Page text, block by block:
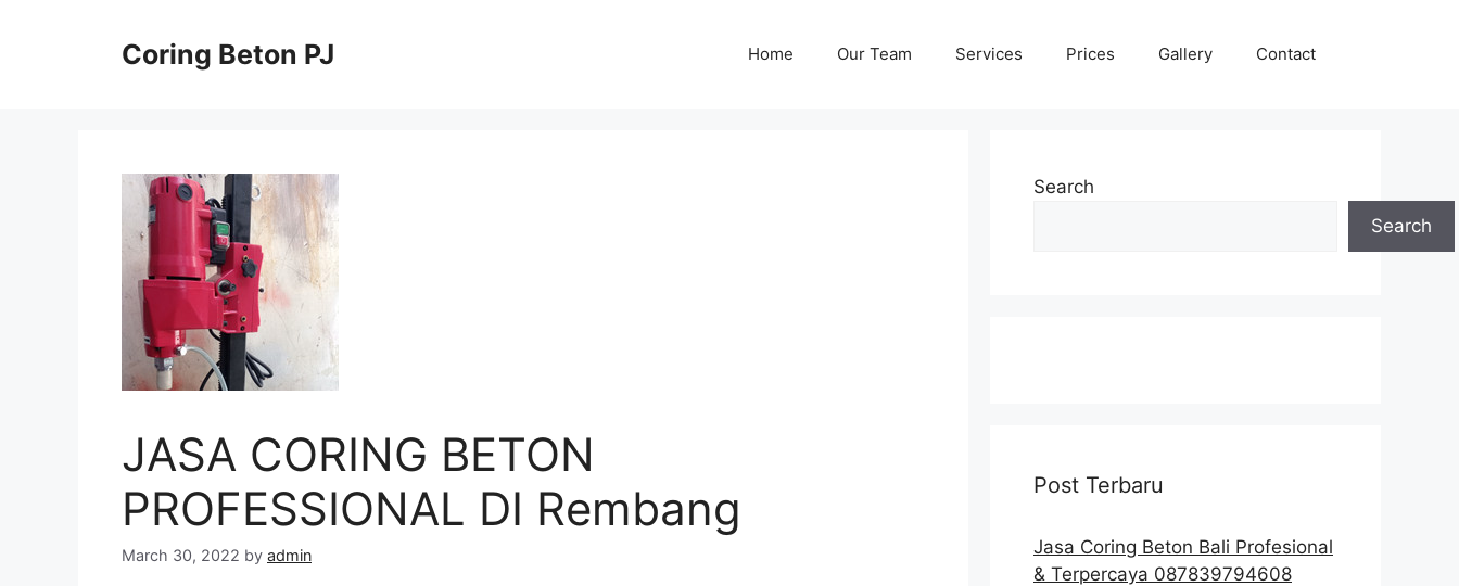
Coring Beton PJ Home Our Team Services Prices Gallery Contact
JASA CORING BETON
PROFESSIONAL DI Rembang
March 30, 2022 by admin
Search
Search
Post Terbaru
Jasa Coring Beton Bali Profesional
& Terpercaya 087839794608